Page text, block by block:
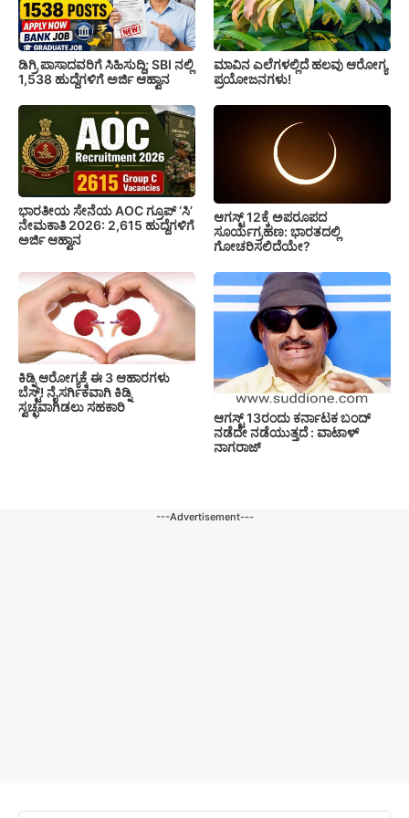
ಡಿಗ್ರಿ ಪಾಸಾದವರಿಗೆ ಸಿಹಿಸುದ್ದಿ; SBI ನಲ್ಲಿ
1,538 ಹುದ್ದೆಗಳಿಗೆ ಅರ್ಜಿ ಆಹ್ವಾನ
ಮಾವಿನ ಎಲೆಗಳಲ್ಲಿದೆ ಹಲವು ಆರೋಗ್ಯ
ಪ್ರಯೋಜನಗಳು!
ಭಾರತೀಯ ಸೇನೆಯ AOC ಗ್ರೂಪ್ ‘ಸಿ’
ನೇಮಕಾತಿ 2026: 2,615 ಹುದ್ದೆಗಳಿಗೆ
ಅರ್ಜಿ ಆಹ್ವಾನ
ಆಗಸ್ಟ್ 12ಕ್ಕೆ ಅಪರೂಪದ
ಸೂರ್ಯಗ್ರಹಣ: ಭಾರತದಲ್ಲಿ
ಗೋಚರಿಸಲಿದೆಯೇ?
ಕಿಡ್ನಿ ಆರೋಗ್ಯಕ್ಕೆ ಈ 3 ಆಹಾರಗಳು
ಬೆಸ್ಟ್‌! ನೈಸರ್ಗಿಕವಾಗಿ ಕಿಡ್ನಿ
ಸ್ವಚ್ಛವಾಗಿಡಲು ಸಹಕಾರಿ
ಆಗಸ್ಟ್ 13ರಂದು ಕರ್ನಾಟಕ ಬಂದ್
ನಡೆದೇ ನಡೆಯುತ್ತದೆ : ವಾಟಾಳ್
ನಾಗರಾಜ್
---Advertisement---